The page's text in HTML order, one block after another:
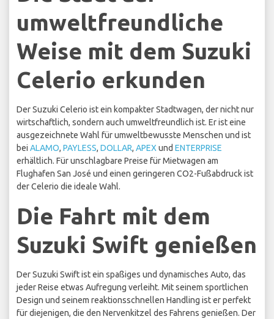
umweltfreundliche
Weise mit dem Suzuki
Celerio erkunden
Der Suzuki Celerio ist ein kompakter Stadtwagen, der nicht nur
wirtschaftlich, sondern auch umweltfreundlich ist. Er ist eine
ausgezeichnete Wahl für umweltbewusste Menschen und ist
bei ALAMO, PAYLESS, DOLLAR, APEX und ENTERPRISE
erhältlich. Für unschlagbare Preise für Mietwagen am
Flughafen San José und einen geringeren CO2-Fußabdruck ist
der Celerio die ideale Wahl.
Die Fahrt mit dem
Suzuki Swift genießen
Der Suzuki Swift ist ein spaßiges und dynamisches Auto, das
jeder Reise etwas Aufregung verleiht. Mit seinem sportlichen
Design und seinem reaktionsschnellen Handling ist er perfekt
für diejenigen, die den Nervenkitzel des Fahrens genießen. Der